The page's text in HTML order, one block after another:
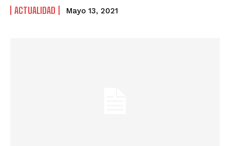
ACTUALIDAD Mayo 13, 2021